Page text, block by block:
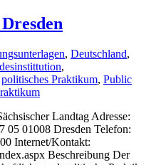
, Deutschland,
,
politisches Praktikum, Public
Landtag Adresse:
05 01008 Dresden Telefon:
Internet/Kontakt:
Beschreibung Der